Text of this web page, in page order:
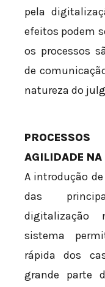
pela
efeitos podem
os processos
de
natureza do
AGILIDADE NA
A introdução
das
digitalização
sistema
rápida dos
grande parte